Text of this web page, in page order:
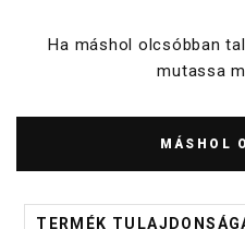
Ha máshol olcsóbban
mutassa
MÁSHOL
TERMÉK